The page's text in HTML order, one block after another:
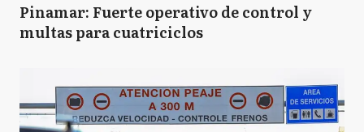
Pinamar: Fuerte operativo de control y
multas para cuatriciclos